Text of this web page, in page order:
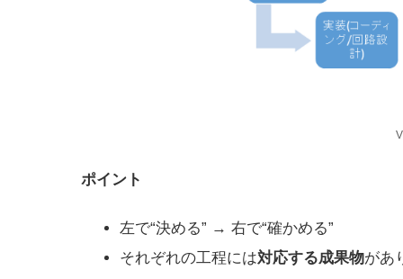
ポイント
左で“決める” → 右で“確かめる”
それぞれの工程には対応する成果物があ